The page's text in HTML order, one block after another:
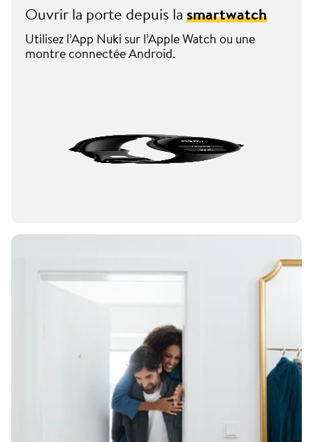
Ouvrir la porte depuis lasmartwatch
Utilisez l’App Nuki sur l’Apple Watch ou une
montre connectée Android.